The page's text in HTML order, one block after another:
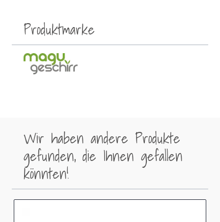
Produktmarke
Wir haben andere Produkte
gefunden, die Ihnen gefallen
könnten!